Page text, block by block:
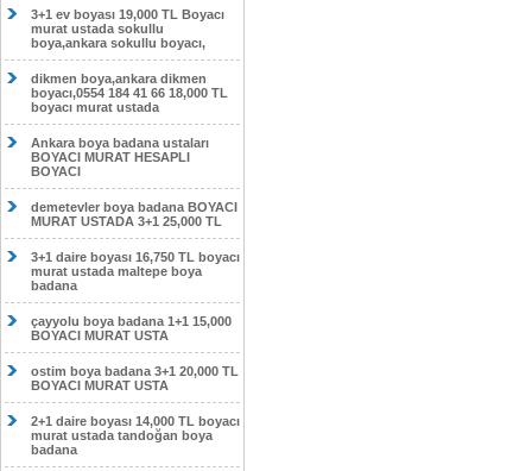
3+1 ev boyası 19,000 TL Boyacı
murat ustada sokullu
boya,ankara sokullu boyacı,
dikmen boya,ankara dikmen
boyacı,0554 184 41 66 18,000 TL
boyacı murat ustada
Ankara boya badana ustaları
BOYACI MURAT HESAPLI
BOYACI
demetevler boya badana BOYACI
MURAT USTADA 3+1 25,000 TL
3+1 daire boyası 16,750 TL boyacı
murat ustada maltepe boya
badana
çayyolu boya badana 1+1 15,000
BOYACI MURAT USTA
ostim boya badana 3+1 20,000 TL
BOYACI MURAT USTA
2+1 daire boyası 14,000 TL boyacı
murat ustada tandoğan boya
badana